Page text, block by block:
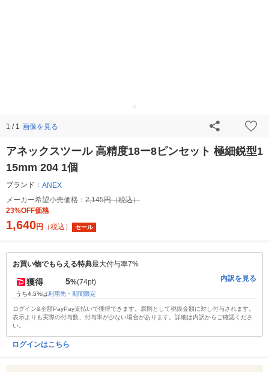
1 / 1 画像を見る
アネックスツール 高精度18ー8ピンセット 極細鋭型1
15mm 204 1個
ブランド： ANEX
メーカー希望小売価格： 2,145円（税込）
23%OFF価格
1,640円 （税込） セール
お買い物でもらえる特典最大付与率7%
獲得 5%(74pt)
うち4.5%は利用先・期間限定
内訳を見る
ログイン&全額PayPay支払いで獲得できます。原則として税抜金額に対し付与されます。
表示よりも実際の付与数、付与率が少ない場合があります。詳細は内訳からご確認くださ
い。
ログインはこちら